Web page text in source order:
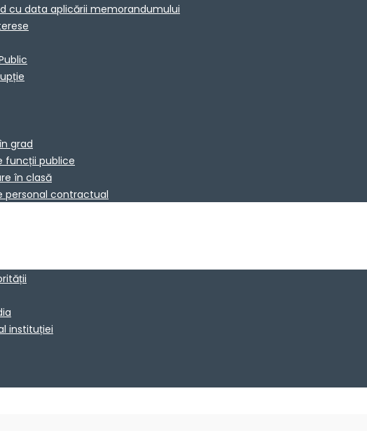
cu data aplicării memorandumului
grad
funcții publice
în clasă
personal contractual
instituției